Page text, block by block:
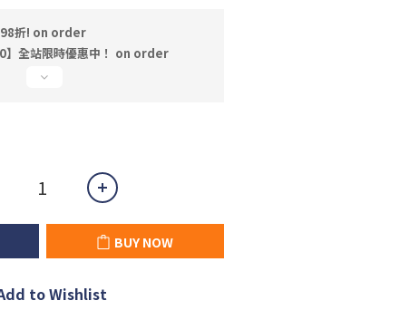
98折! on order
】全站限時優惠中！ on order
BUY NOW
to Wishlist